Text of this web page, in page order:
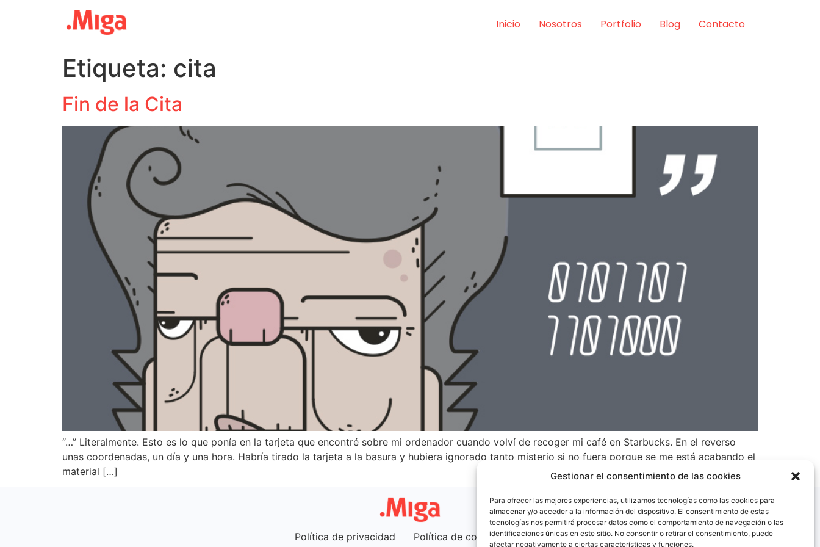
Gestionar el consentimiento de las cookies
Para ofrecer las mejores experiencias, utilizamos tecnologías como las cookies para
almacenar y/o acceder a la información del dispositivo. El consentimiento de estas
tecnologías nos permitirá procesar datos como el comportamiento de navegación o las
identificaciones únicas en este sitio. No consentir o retirar el consentimiento, puede
afectar negativamente a ciertas características y funciones.
Inicio Nosotros Portfolio Blog Contacto
Etiqueta: cita
Fin de la Cita
“…” Literalmente. Esto es lo que ponía en la tarjeta que encontré sobre mi ordenador cuando volví de recoger mi café en Starbucks. En el reverso
unas coordenadas, un día y una hora. Habría tirado la tarjeta a la basura y hubiera ignorado tanto misterio si no fuera porque se me está acabando el
material […]
Política de privacidad Política de cookies (UE)